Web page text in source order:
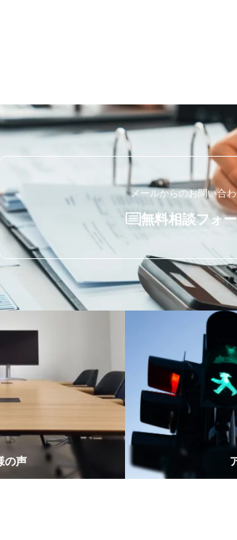
メールからのお問い合
無料相談フォ
の声